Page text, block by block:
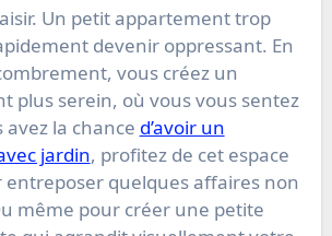
Un petit appartement trop
devenir oppressant. En
vous créez un
plus serein, où vous vous sentez
avez la chance d’avoir un
jardin, profitez de cet espace
quelques affaires non
même pour créer une petite